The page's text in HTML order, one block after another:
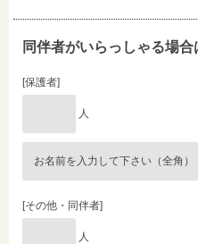
同伴者がいらっしゃる場合
[保護者]
人
[その他・同伴者]
人